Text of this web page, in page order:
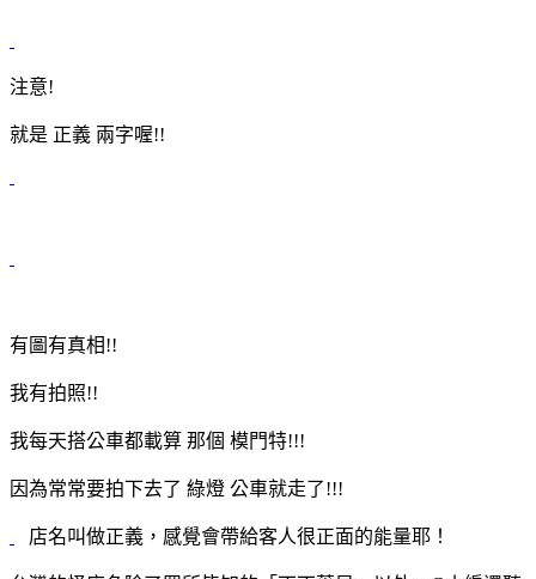
注意!
就是 正義 兩字喔!!
有圖有真相!!
我有拍照!!
我每天搭公車都載算 那個 模門特!!!
因為常常要拍下去了 綠燈 公車就走了!!!
店名叫做正義，感覺會帶給客人很正面的能量耶！